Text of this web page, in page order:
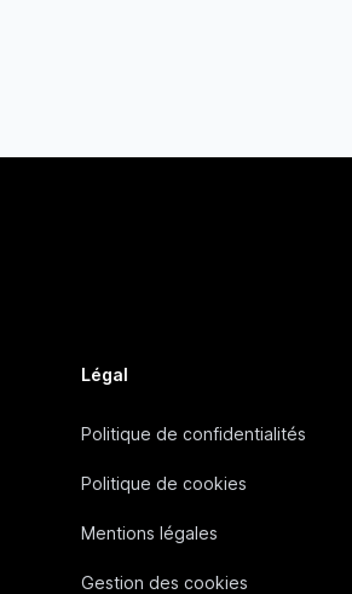
Légal
Politique de confidentialités
Politique de cookies
Mentions légales
Gestion des cookies